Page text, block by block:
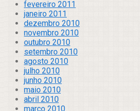
fevereiro 2011
janeiro 2011
dezembro 2010
novembro 2010
outubro 2010
setembro 2010
agosto 2010
julho 2010
junho 2010
maio 2010
abril 2010
março 2010